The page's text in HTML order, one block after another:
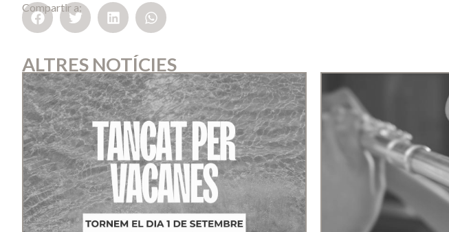
Compartir a:
ALTRES NOTÍCIES